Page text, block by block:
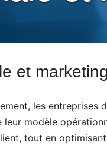
et
les
modèle
tout en